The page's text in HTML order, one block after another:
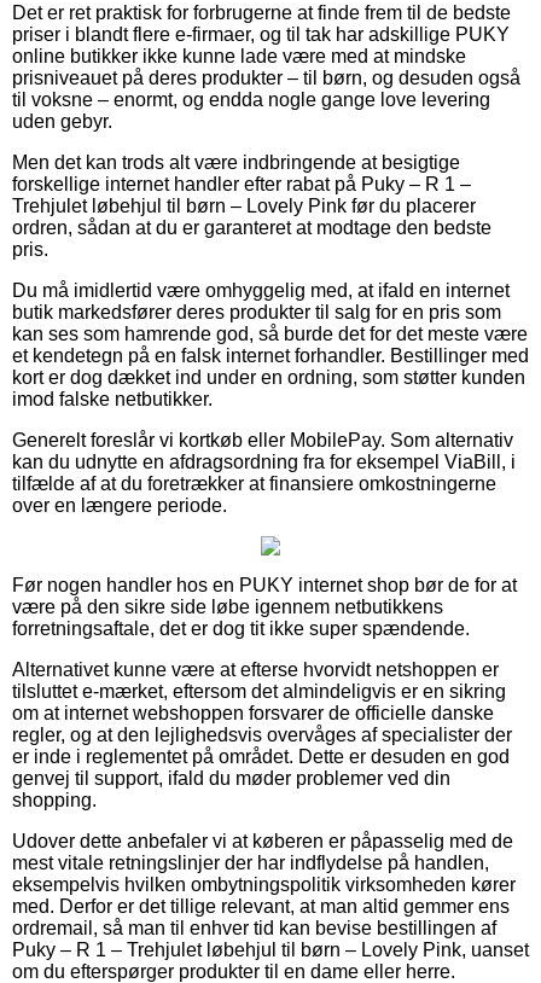
Det er ret praktisk for forbrugerne at finde frem til de bedste
priser i blandt flere e-firmaer, og til tak har adskillige PUKY
online butikker ikke kunne lade være med at mindske
prisniveauet på deres produkter – til børn, og desuden også
til voksne – enormt, og endda nogle gange love levering
uden gebyr.
Men det kan trods alt være indbringende at besigtige
forskellige internet handler efter rabat på Puky – R 1 –
Trehjulet løbehjul til børn – Lovely Pink før du placerer
ordren, sådan at du er garanteret at modtage den bedste
pris.
Du må imidlertid være omhyggelig med, at ifald en internet
butik markedsfører deres produkter til salg for en pris som
kan ses som hamrende god, så burde det for det meste være
et kendetegn på en falsk internet forhandler. Bestillinger med
kort er dog dækket ind under en ordning, som støtter kunden
imod falske netbutikker.
Generelt foreslår vi kortkøb eller MobilePay. Som alternativ
kan du udnytte en afdragsordning fra for eksempel ViaBill, i
tilfælde af at du foretrækker at finansiere omkostningerne
over en længere periode.
Før nogen handler hos en PUKY internet shop bør de for at
være på den sikre side løbe igennem netbutikkens
forretningsaftale, det er dog tit ikke super spændende.
Alternativet kunne være at efterse hvorvidt netshoppen er
tilsluttet e-mærket, eftersom det almindeligvis er en sikring
om at internet webshoppen forsvarer de officielle danske
regler, og at den lejlighedsvis overvåges af specialister der
er inde i reglementet på området. Dette er desuden en god
genvej til support, ifald du møder problemer ved din
shopping.
Udover dette anbefaler vi at køberen er påpasselig med de
mest vitale retningslinjer der har indflydelse på handlen,
eksempelvis hvilken ombytningspolitik virksomheden kører
med. Derfor er det tillige relevant, at man altid gemmer ens
ordremail, så man til enhver tid kan bevise bestillingen af
Puky – R 1 – Trehjulet løbehjul til børn – Lovely Pink, uanset
om du efterspørger produkter til en dame eller herre.